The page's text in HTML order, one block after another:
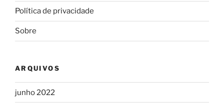
Política de privacidade
Sobre
ARQUIVOS
junho 2022